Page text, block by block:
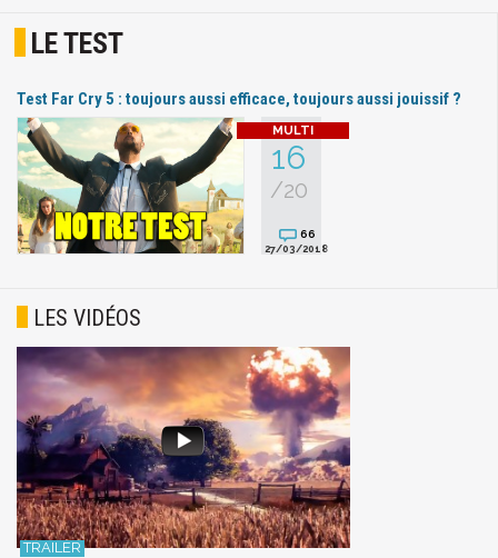
LE TEST
Test Far Cry 5 : toujours aussi efficace, toujours aussi jouissif ?
16
/20
66
27/03/2018
LES VIDÉOS